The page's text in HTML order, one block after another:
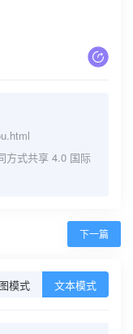
方式共享 4.0 国际
下一篇
模式 文本模式